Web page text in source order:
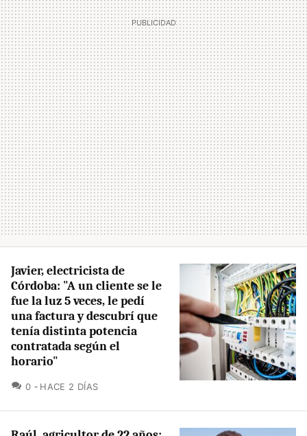
Javier, electricista de
Córdoba: "A un cliente se le
fue la luz 5 veces, le pedí
una factura y descubrí que
tenía distinta potencia
contratada según el
horario"
0 COMENTARIOS
HACE 2 DÍAS